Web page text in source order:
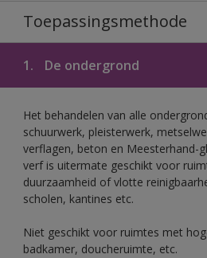
Toepassingsmethode
1. De ondergrond
Het behandelen van alle
schuurwerk, pleisterwerk,
verflagen, beton en Meesterhand-
verf is uitermate geschikt voor
duurzaamheid of vlotte
scholen, kantines etc.
Niet geschikt voor ruimtes met
badkamer, doucheruimte, etc.